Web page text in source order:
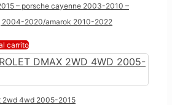
– porsche cayenne 2003-2010 –
2004-2020/amarok 2010-2022
carrito
2wd 4wd 2005-2015